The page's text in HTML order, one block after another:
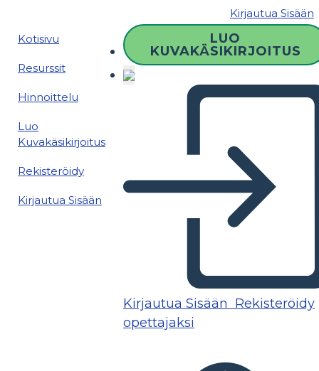
Kirjautua Sisään
Kotisivu
Resurssit
Hinnoittelu
Luo
Kuvakäsikirjoitus
Rekisteröidy
Kirjautua Sisään
LUO
KUVAKÄSIKIRJOITUS
Kirjautua Sisään Rekisteröidy
opettajaksi